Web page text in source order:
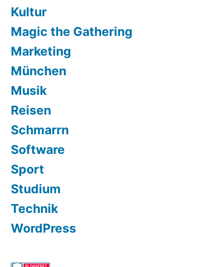
Kultur
Magic the Gathering
Marketing
München
Musik
Reisen
Schmarrn
Software
Sport
Studium
Technik
WordPress